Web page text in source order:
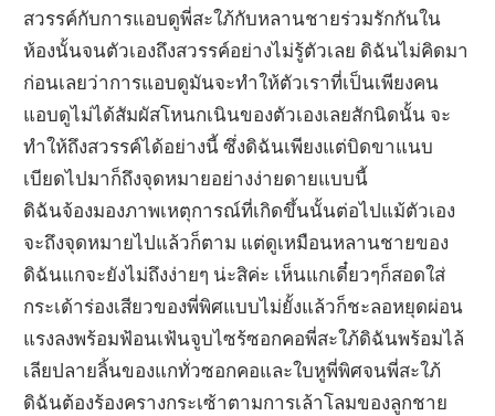
สวรรค์กับการแอบดูพี่สะใภ้กับหลานชายร่วมรักกันใน
ห้องนั้นจนตัวเองถึงสวรรค์อย่างไม่รู้ตัวเลย ดิฉันไม่คิดมา
ก่อนเลยว่าการแอบดูมันจะทำให้ตัวเราที่เป็นเพียงคน
แอบดูไม่ได้สัมผัสโหนกเนินของตัวเองเลยสักนิดนั้น จะ
ทำให้ถึงสวรรค์ได้อย่างนี้ ซึ่งดิฉันเพียงแต่บิดขาแนบ
เบียดไปมาก็ถึงจุดหมายอย่างง่ายดายแบบนี้
ดิฉันจ้องมองภาพเหตุการณ์ที่เกิดขึ้นนั้นต่อไปแม้ตัวเอง
จะถึงจุดหมายไปแล้วก็ตาม แต่ดูเหมือนหลานชายของ
ดิฉันแกจะยังไม่ถึงง่ายๆ น่ะสิค่ะ เห็นแกเดี๋ยวๆก็สอดใส่
กระเด้าร่องเสียวของพี่พิศแบบไม่ยั้งแล้วก็ชะลอหยุดผ่อน
แรงลงพร้อมฟ้อนเฟ้นจูบไซร้ซอกคอพี่สะใภ้ดิฉันพร้อมไล้
เลียปลายลิ้นของแกทั่วซอกคอและใบหูพี่พิศจนพี่สะใภ้
ดิฉันต้องร้องครางกระเซ้าตามการเล้าโลมของลูกชาย